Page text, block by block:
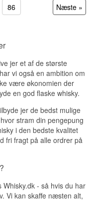
Edition
et lukket destilleri og et
Gamle Cambus-fade er
typisk omkring 500 liter
er kortere og bredere.
forhold mellem træ og
oftere til rom end til
stenfrugter.
år har blødgjort kanterne og
og en vedholdende
1999
Skotland
Single Malt Scotch Whisky
whiskynørder taler om
beliggende i
den eneste destilleri i
det hele selv – fra
og en fadkombination på
sherry og 10 % rødvin, er
en serie, der meget vel kan
årlig tradition.
møder moden melon og
og en cremet
om vaniljecreme. Mango
86 Næste »
jer et af de største
vi også en ambition om
være økonomien der
en god flaske whisky.
jer de bedst mulige
stram din pengepung
i den bedste kvalitet
fri fragt på alle ordrer på
- så hvis du har
Vi kan skaffe næsten alt,